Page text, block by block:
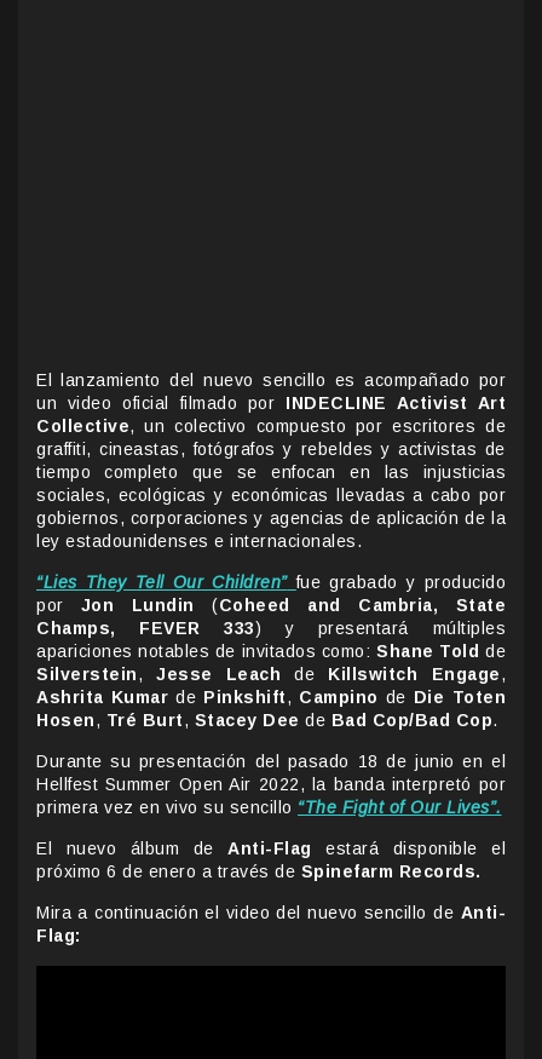
El lanzamiento del nuevo sencillo es acompañado por
un video oficial filmado por INDECLINE Activist Art
Collective, un colectivo compuesto por escritores de
graffiti, cineastas, fotógrafos y rebeldes y activistas de
tiempo completo que se enfocan en las injusticias
sociales, ecológicas y económicas llevadas a cabo por
gobiernos, corporaciones y agencias de aplicación de la
ley estadounidenses e internacionales.
“Lies They Tell Our Children” fue grabado y producido
por Jon Lundin (Coheed and Cambria, State
Champs, FEVER 333) y presentará múltiples
apariciones notables de invitados como:Shane Told de
Silverstein,Jesse Leach de Killswitch Engage,
Ashrita Kumar de Pinkshift, Campino de Die Toten
Hosen, Tré Burt, Stacey Dee de Bad Cop/Bad Cop.
Durante su presentación del pasado 18 de junio en el
Hellfest Summer Open Air 2022, la banda interpretó por
primera vez en vivo su sencillo “The Fight of Our Lives”.
El nuevo álbum de Anti-Flag estará disponible el
próximo 6 de enero a través de Spinefarm Records.
Mira a continuación el video del nuevo sencillo de Anti-
Flag: